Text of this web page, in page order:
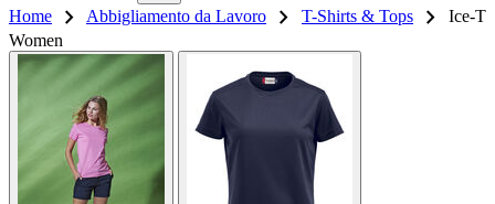
Home chevron_right Abbigliamento da Lavoro chevron_right T-Shirts & Tops chevron_right
Ice-T
Women